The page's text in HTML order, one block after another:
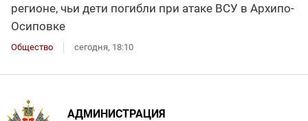
регионе, чьи дети погибли при атаке ВСУ в Архипо-
Осиповке
Общество сегодня, 18:10
АДМИНИСТРАЦИЯ